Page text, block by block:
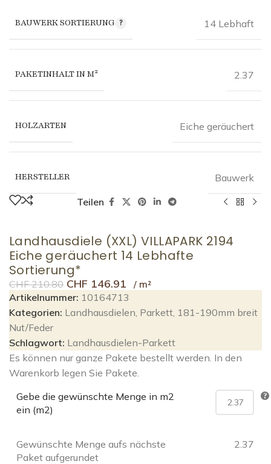
BAUWERK SORTIERUNG 14 Lebhaft
PAKETINHALT IN M² 2.37
HOLZARTEN Eiche geräuchert
HERSTELLER Bauwerk
Teilen
Landhausdiele (XXL) VILLAPARK 2194
Eiche geräuchert 14 Lebhafte
Sortierung*
CHF210.80 CHF 146.91
Artikelnummer: 10164713
Kategorien: Landhausdielen, Parkett, 181-190mm breit
Nut/Feder
Schlagwort: Landhausdielen-Parkett
Es können nur ganze Pakete bestellt werden. In den
Warenkorb legen Sie Pakete.
Gebe die gewünschte Menge in m2
ein (m2)
Gewünschte Menge aufs nächste
Paket aufgerundet
2.37